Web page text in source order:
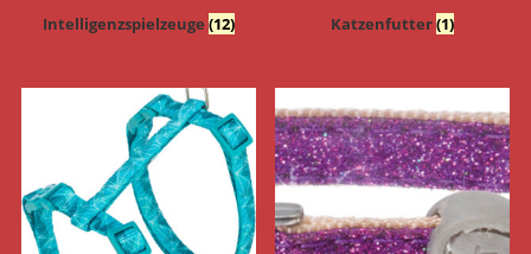
Intelligenzspielzeuge (12) Katzenfutter(1)